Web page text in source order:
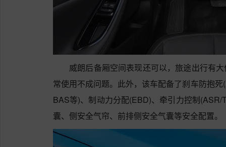
威朗后备厢空间表现还可以，旅途出行有
常使用不成问题。此外，该车配备了刹车防抱
BAS等)、制动力分配(EBD)、牵引力控制
囊、侧安全气帘、前排侧安全气囊等安全配置。